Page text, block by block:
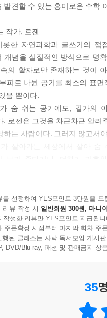
작된 컴퓨터 / 불 대수
순열
있는 일 / 베이즈 통계학
계학
/ 분열
사도
/ 안식각
난리야? / 무리수
게 보안을 유지할까? / 소수
피보나치 수 / 피보나치 수열
가져온 숫자 / 듀이 십진분류법
위인가? / 정수론, 암호
정
간 / 아토초
발견할 수 있는 흥미로운 수학
작가, 로젠
한 자연과학과 글쓰기의 접
개념을 실질적인 방식으로 명
의 활자로만 존재하는 것이
피로 나뉜 공기를 최소의 표
을 뿐이다.
숨 쉬는 공기에도, 길가의
. 로젠은 그것을 차근차근 알려
하는 사람이다. 그러지 않고서
보기 좋다거나, 더하기 기호
해킹하다
간순간을, 그리고 이 세계를
놓치지 않고 포착하여 수학
젖으려면 걸어갈까 뛰어갈까?”
스는 왜 한동안 안 오다가 한꺼번
번이나 접을 수 있을까?”
를 선정하여 YES포인트 3만원을 드
리뷰 작성 시 일반회원 300원, 마니
작성한 리뷰만 YES포인트 지급됩니
주문확정 시점부터 마지막 회차 주
행된 클래스는 사락 독서모임 게시
DVD/Blu-ray, 패션 및 판매금지 상
35